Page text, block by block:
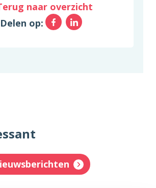
naar overzicht
Delen op:
Facebook
LinkedIn